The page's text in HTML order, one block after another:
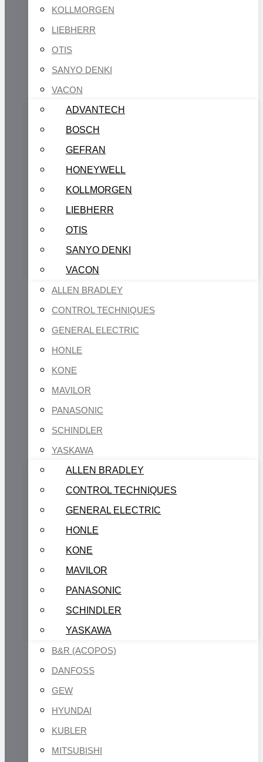
KOLLMORGEN
LIEBHERR
OTIS
SANYO DENKI
VACON
ADVANTECH
BOSCH
GEFRAN
HONEYWELL
KOLLMORGEN
LIEBHERR
OTIS
SANYO DENKI
VACON
ALLEN BRADLEY
CONTROL TECHNIQUES
GENERAL ELECTRIC
HONLE
KONE
MAVILOR
PANASONIC
SCHINDLER
YASKAWA
ALLEN BRADLEY
CONTROL TECHNIQUES
GENERAL ELECTRIC
HONLE
KONE
MAVILOR
PANASONIC
SCHINDLER
YASKAWA
B&R (ACOPOS)
DANFOSS
GEW
HYUNDAI
KUBLER
MITSUBISHI